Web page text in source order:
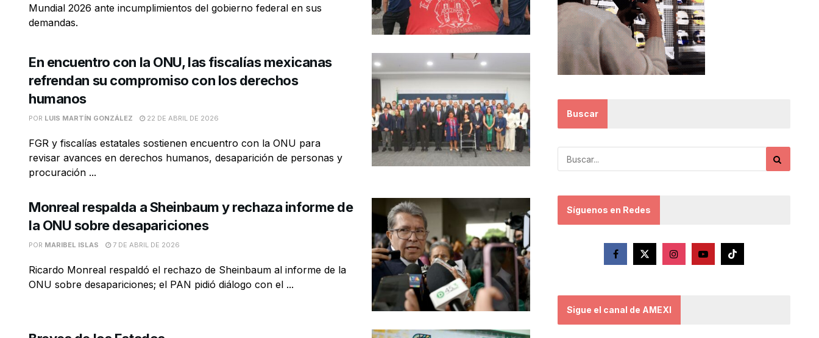
Mundial 2026 ante incumplimientos del gobierno federal en sus
demandas.
En encuentro con la ONU, las fiscalías mexicanas
refrendan su compromiso con los derechos
humanos
POR LUIS MARTÍN GONZÁLEZ 22 DE ABRIL DE 2026
FGR y fiscalías estatales sostienen encuentro con la ONU para
revisar avances en derechos humanos, desaparición de personas y
procuración ...
Monreal respalda a Sheinbaum y rechaza informe de
la ONU sobre desapariciones
POR MARIBEL ISLAS 7 DE ABRIL DE 2026
Ricardo Monreal respaldó el rechazo de Sheinbaum al informe de la
ONU sobre desapariciones; el PAN pidió diálogo con el ...
Buscar
Síguenos en Redes
Sigue el canal de AMEXI